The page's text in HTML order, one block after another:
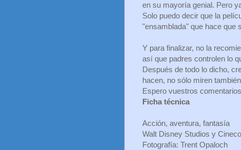
en su mayoría genial. Pero
Solo puedo decir que la
"ensamblada" que hace que
Y para finalizar, no la
así que padres controlen lo
Después de todo lo dicho,
hacen, no sólo miren
Espero vuestros
Ficha técnica
Acción, aventura, fantasía
Walt Disney Studios y
Fotografía: Trent Opaloch